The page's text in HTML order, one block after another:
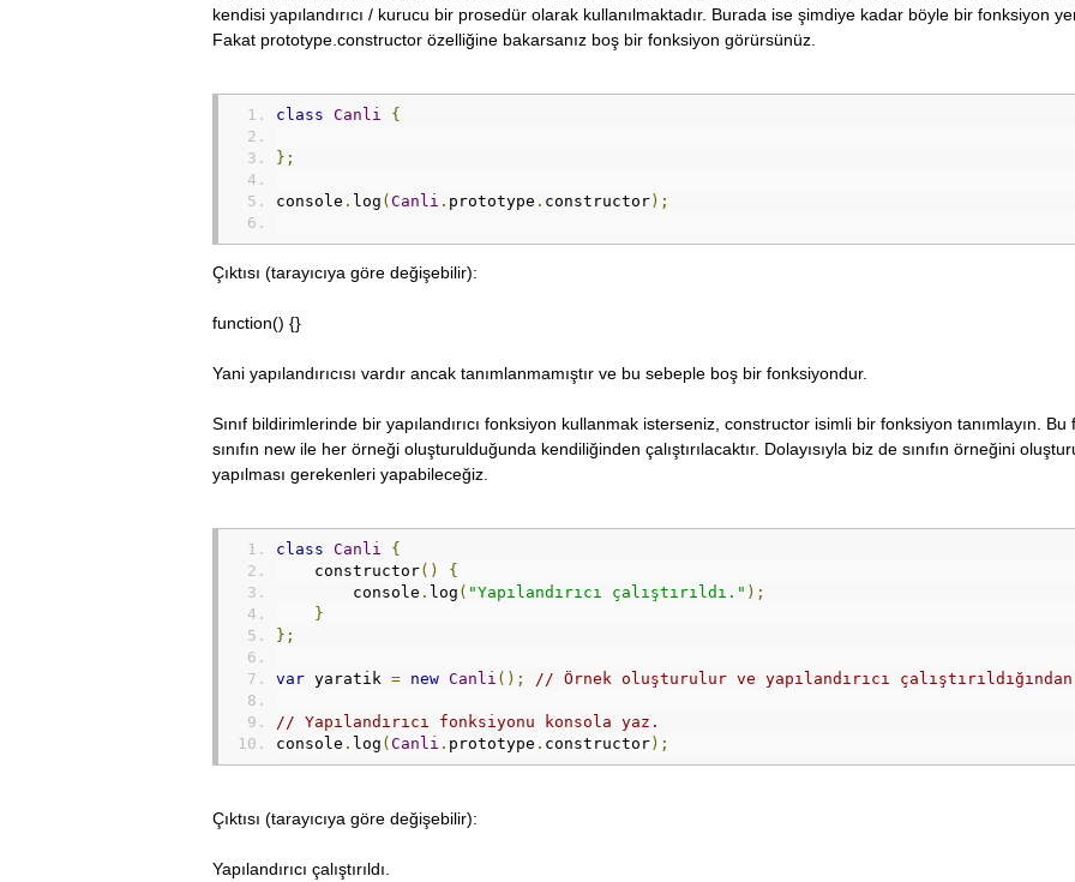
kendisi yapılandırıcı / kurucu bir prosedür olarak kullanılmaktadır. Burada ise şimdiye kadar böyle bir fonksiyon
Fakat prototype.constructor özelliğine bakarsanız boş bir fonksiyon görürsünüz.
class Canli {
};
console . log ( Canli . prototype . constructor);
Çıktısı (tarayıcıya göre değişebilir):
function() {}
Yani yapılandırıcısı vardır ancak tanımlanmamıştır ve bu sebeple boş bir fonksiyondur.
Sınıf bildirimlerinde bir yapılandırıcı fonksiyon kullanmak isterseniz, constructor isimli bir fonksiyon tanımlayın. Bu
sınıfın new ile her örneği oluşturulduğunda kendiliğinden çalıştırılacaktır. Dolayısıyla biz de sınıfın örneğini
yapılması gerekenleri yapabileceğiz.
class Canli
{
    constructor
()
{
        console
. log ( "Yapılandırıcı çalıştırıldı." );
}
};
var yaratik = new Canli (); // Örnek oluşturulur ve yapılandırıcı
// Yapılandırıcı fonksiyonu konsola yaz.
console . log ( Canli . prototype . constructor);
Çıktısı (tarayıcıya göre değişebilir):
Yapılandırıcı çalıştırıldı.